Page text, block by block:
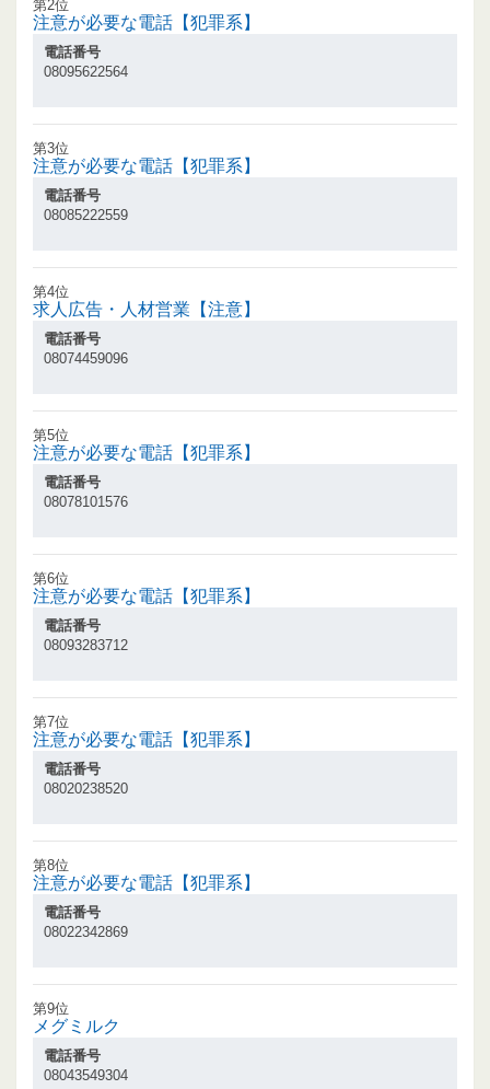
第2位
注意が必要な電話【犯罪系】
電話番号
08095622564
第3位
注意が必要な電話【犯罪系】
電話番号
08085222559
第4位
求人広告・人材営業【注意】
電話番号
08074459096
第5位
注意が必要な電話【犯罪系】
電話番号
08078101576
第6位
注意が必要な電話【犯罪系】
電話番号
08093283712
第7位
注意が必要な電話【犯罪系】
電話番号
08020238520
第8位
注意が必要な電話【犯罪系】
電話番号
08022342869
第9位
メグミルク
電話番号
08043549304